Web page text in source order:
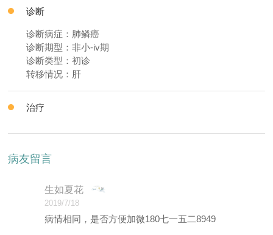
诊断
诊断病症：肺鳞癌
诊断期型：非小-iv期
诊断类型：初诊
转移情况：肝
治疗
病友留言
生如夏花
2019/7/18
病情相同，是否方便加微180七一五二8949